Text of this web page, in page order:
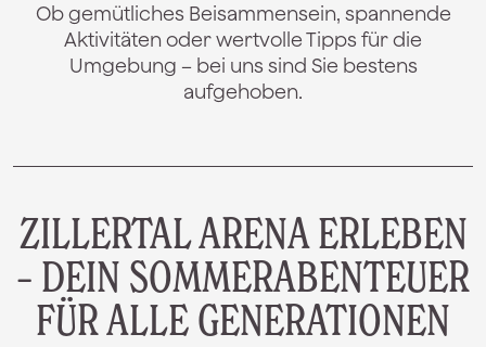
Ob gemütliches Beisammensein, spannende
Aktivitäten oder wertvolle Tipps für die
Umgebung – bei uns sind Sie bestens
aufgehoben.
ZILLERTAL ARENA ERLEBEN
– DEIN SOMMERABENTEUER
FÜR ALLE GENERATIONEN